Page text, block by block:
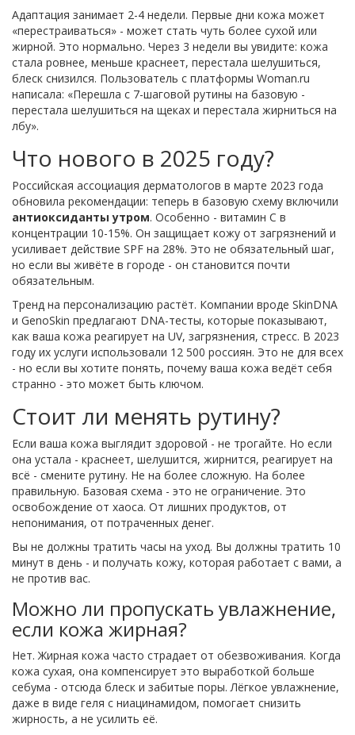
Адаптация занимает 2-4 недели. Первые дни кожа может
«перестраиваться» - может стать чуть более сухой или
жирной. Это нормально. Через 3 недели вы увидите: кожа
стала ровнее, меньше краснеет, перестала шелушиться,
блеск снизился. Пользователь с платформы Woman.ru
написала: «Перешла с 7-шаговой рутины на базовую -
перестала шелушиться на щеках и перестала жирниться на
лбу».
Что нового в 2025 году?
Российская ассоциация дерматологов в марте 2023 года
обновила рекомендации: теперь в базовую схему включили
антиоксиданты утром. Особенно - витамин С в
концентрации 10-15%. Он защищает кожу от загрязнений и
усиливает действие SPF на 28%. Это не обязательный шаг,
но если вы живёте в городе - он становится почти
обязательным.
Тренд на персонализацию растёт. Компании вроде SkinDNA
и GenoSkin предлагают DNA-тесты, которые показывают,
как ваша кожа реагирует на UV, загрязнения, стресс. В 2023
году их услуги использовали 12 500 россиян. Это не для всех
- но если вы хотите понять, почему ваша кожа ведёт себя
странно - это может быть ключом.
Стоит ли менять рутину?
Если ваша кожа выглядит здоровой - не трогайте. Но если
она устала - краснеет, шелушится, жирнится, реагирует на
всё - смените рутину. Не на более сложную. На более
правильную. Базовая схема - это не ограничение. Это
освобождение от хаоса. От лишних продуктов, от
непонимания, от потраченных денег.
Вы не должны тратить часы на уход. Вы должны тратить 10
минут в день - и получать кожу, которая работает с вами, а
не против вас.
Можно ли пропускать увлажнение,
если кожа жирная?
Нет. Жирная кожа часто страдает от обезвоживания. Когда
кожа сухая, она компенсирует это выработкой больше
себума - отсюда блеск и забитые поры. Лёгкое увлажнение,
даже в виде геля с ниацинамидом, помогает снизить
жирность, а не усилить её.